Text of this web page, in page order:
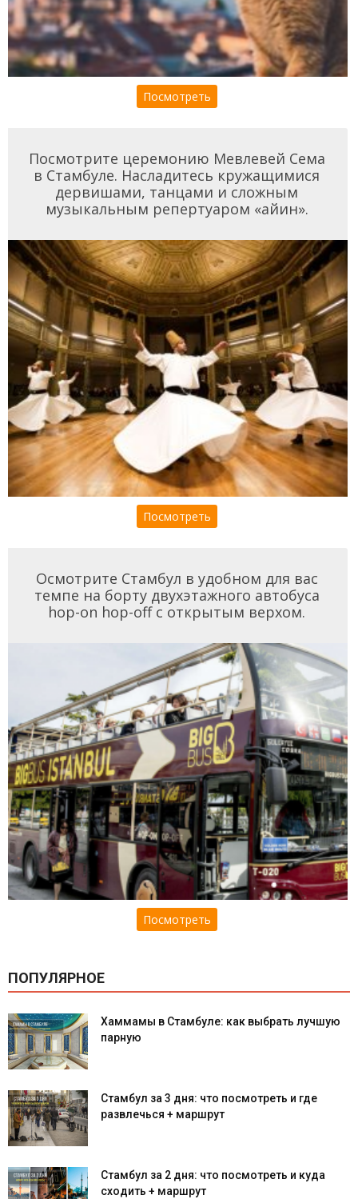
Посмотреть
Посмотрите церемонию Мевлевей Сема
в Стамбуле. Насладитесь кружащимися
дервишами, танцами и сложным
музыкальным репертуаром «айин».
Посмотреть
Осмотрите Стамбул в удобном для вас
темпе на борту двухэтажного автобуса
hop-on hop-off с открытым верхом.
Посмотреть
ПОПУЛЯРНОЕ
Хаммамы в Стамбуле: как выбрать лучшую
парную
Стамбул за 3 дня: что посмотреть и где
развлечься + маршрут
Стамбул за 2 дня: что посмотреть и куда
сходить + маршрут